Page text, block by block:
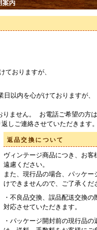
案内
ておりますが、
以内を心がけておりますが
ません。 お電話ご希望の方
しご連絡させていただきます。
返品交換について
ヴィンテージ商品につき、お客
遠慮ください。
また、現行品の場合、パッケー
けできませんので、ご了承くだ
・不良品交換、誤品配送交換
対応させていただきます。
・パッケージ開封前の現行品